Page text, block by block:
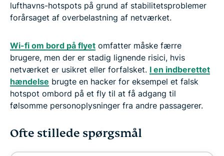
lufthavns-hotspots på grund af stabilitetsproblemer
forårsaget af overbelastning af netværket.
Wi-fi om bord på flyet omfatter måske færre
brugere, men der er stadig lignende risici, hvis
netværket er usikret eller forfalsket. I en indberettet
hændelse brugte en hacker for eksempel et falsk
hotspot ombord på et fly til at få adgang til
følsomme personoplysninger fra andre passagerer.
Ofte stillede spørgsmål